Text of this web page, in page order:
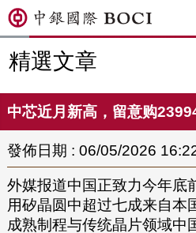
精選文章
中芯近月新高，留意购
發佈日期 : 06/05/2026
外媒报道中国正致力今年底
用矽晶圆中超过七成来自本
成熟制程与传统晶片领域中